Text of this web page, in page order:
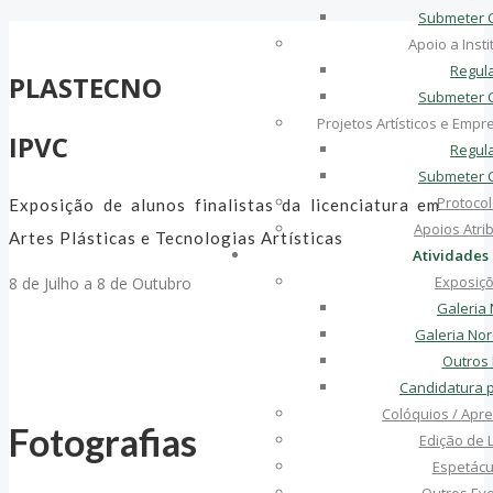
Submeter
Apoio a
Submeter
Projetos Artísticos e
Submeter
Apoios
Atividades
Galeria
Galeria
Outros
Candidatura
Colóquios /
Edição de
PLASTECNO
IPVC
Exposição de alunos finalistas da licenciatura em
Artes Plásticas e Tecnologias Artísticas
8 de Julho a 8 de Outubro
Fotografias